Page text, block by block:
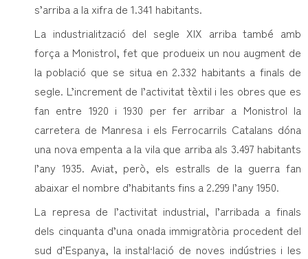
s’arriba a la xifra de 1.341 habitants.
La industrialització del segle XIX arriba també amb
força a Monistrol, fet que produeix un nou augment de
la població que se situa en 2.332 habitants a finals de
segle. L’increment de l’activitat tèxtil i les obres que es
fan entre 1920 i 1930 per fer arribar a Monistrol la
carretera de Manresa i els Ferrocarrils Catalans dóna
una nova empenta a la vila que arriba als 3.497 habitants
l’any 1935. Aviat, però, els estralls de la guerra fan
abaixar el nombre d’habitants fins a 2.299 l’any 1950.
La represa de l’activitat industrial, l’arribada a finals
dels cinquanta d’una onada immigratòria procedent del
sud d’Espanya, la instal·lació de noves indústries i les